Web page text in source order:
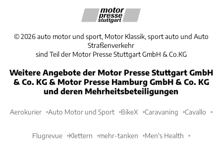
©2026 auto motor und sport, Motor Klassik, sport auto und Auto
Straßenverkehr
sind Teil der Motor Presse Stuttgart GmbH & Co.KG
Weitere Angebote der Motor Presse Stuttgart GmbH
& Co. KG & Motor Presse Hamburg GmbH & Co. KG
und deren Mehrheitsbeteiligungen
Aerokurier Auto Motor und Sport BikeX Caravaning Cavallo
Flugrevue Klettern mehr-tanken Men's Health